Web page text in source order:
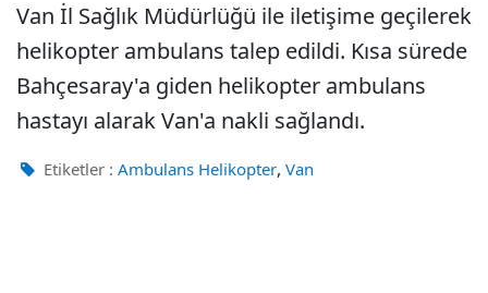
Van İl Sağlık Müdürlüğü ile iletişime geçilerek
helikopter ambulans talep edildi. Kısa sürede
Bahçesaray'a giden helikopter ambulans
hastayı alarak Van'a nakli sağlandı.
Etiketler : Ambulans Helikopter, Van